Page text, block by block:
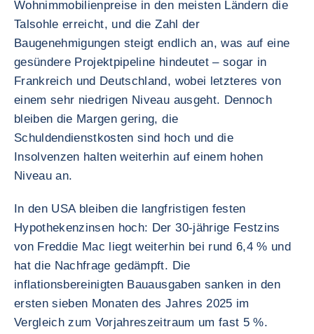
Wohnimmobilienpreise in den meisten Ländern die
Talsohle erreicht, und die Zahl der
Baugenehmigungen steigt endlich an, was auf eine
gesündere Projektpipeline hindeutet – sogar in
Frankreich und Deutschland, wobei letzteres von
einem sehr niedrigen Niveau ausgeht. Dennoch
bleiben die Margen gering, die
Schuldendienstkosten sind hoch und die
Insolvenzen halten weiterhin auf einem hohen
Niveau an.
In den USA bleiben die langfristigen festen
Hypothekenzinsen hoch: Der 30-jährige Festzins
von Freddie Mac liegt weiterhin bei rund 6,4 % und
hat die Nachfrage gedämpft. Die
inflationsbereinigten Bauausgaben sanken in den
ersten sieben Monaten des Jahres 2025 im
Vergleich zum Vorjahreszeitraum um fast 5 %.